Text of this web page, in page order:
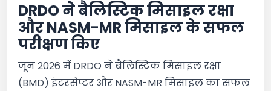
DRDO ने बैलिस्टिक मिसाइल रक्षा
और NASM-MR मिसाइल के सफल
परीक्षण किए
जून 2026 में DRDO ने बैलिस्टिक मिसाइल रक्षा
(BMD) इंटरसेप्टर और NASM-MR मिसाइल का सफल